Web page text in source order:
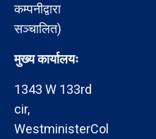
कम्पनीद्वारा
सञ्चालित)
मुख्य कार्यालयः
1343 W 133rd
cir,
WestministerCol